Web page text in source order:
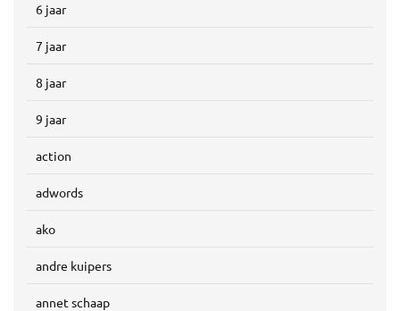
6 jaar
7 jaar
8 jaar
9 jaar
action
adwords
ako
andre kuipers
annet schaap